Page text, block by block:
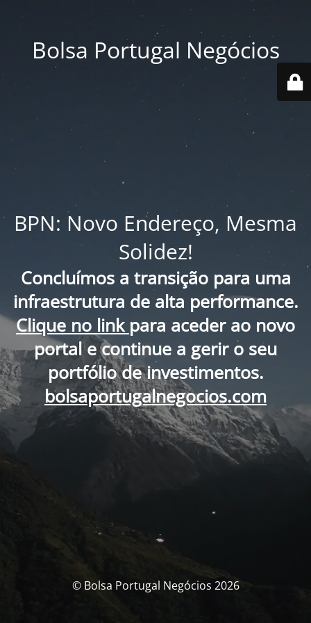
Bolsa Portugal Negócios
BPN: Novo Endereço, Mesma
Solidez!
Concluímos a transição para uma
infraestrutura de alta performance.
Clique no link para aceder ao novo
portal e continue a gerir o seu
portfólio de investimentos.
bolsaportugalnegocios.com
© Bolsa Portugal Negócios 2026